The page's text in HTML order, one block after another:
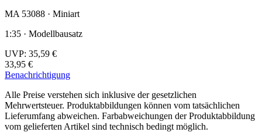
MA 53088 · Miniart
1:35 · Modellbausatz
UVP: 35,59 €
33,95 €
Benachrichtigung
Alle Preise verstehen sich inklusive der gesetzlichen
Mehrwertsteuer. Produktabbildungen können vom tatsächlichen
Lieferumfang abweichen. Farbabweichungen der Produktabbildung
vom gelieferten Artikel sind technisch bedingt möglich.